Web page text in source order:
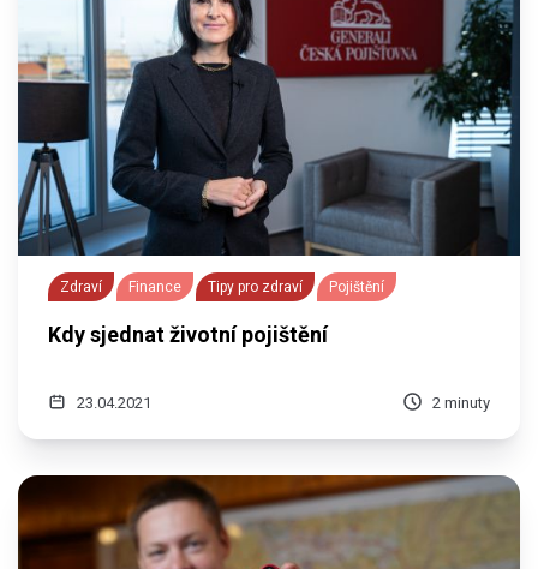
Zdraví Finance Tipy pro zdraví Pojištění
Kdy sjednat životní pojištění
23.04.2021 2 minuty